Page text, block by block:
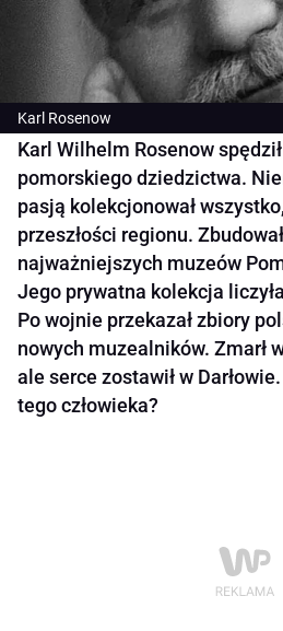
Karl Rosenow
Karl Wilhelm Rosenow
pomorskiego dziedzictwa.
pasją kolekcjonował
przeszłości regionu.
najważniejszych muzeów
Jego prywatna kolekcja
Po wojnie przekazał zbiory
nowych muzealników. Zmarł
ale serce zostawił w
tego człowieka?